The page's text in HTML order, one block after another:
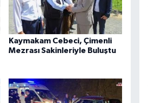
Kaymakam Cebeci, Çimenli
Mezrası Sakinleriyle Buluştu